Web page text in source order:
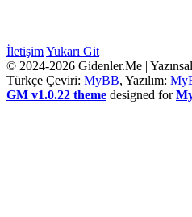
İletişimYukarı Git
© 2024-2026 Gidenler.Me |
Türkçe Çeviri: MyBB, Yazılım:
GM v1.0.22 theme designed for